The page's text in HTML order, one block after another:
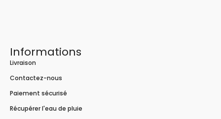
Informations
Livraison
Contactez-nous
Paiement sécurisé
Récupérer l'eau de pluie